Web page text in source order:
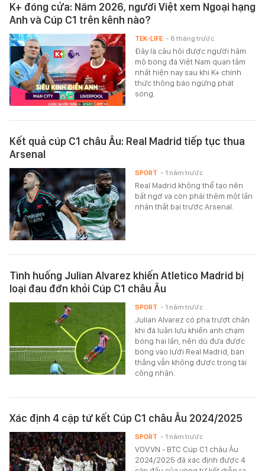
K+ đóng cửa: Năm 2026, người Việt xem Ngoại hạng
Anh và Cúp C1 trên kênh nào?
Đây là câu hỏi được người hâm
mộ bóng đá Việt Nam quan tâm
nhất hiện nay sau khi K+ chính
thức thông báo ngừng phát
sóng.
TEK-LIFE - 8 tháng trước
Kết quả cúp C1 châu Âu: Real Madrid tiếp tục thua
Arsenal
Real Madrid không thể tạo nên
bất ngờ và còn phải thêm một lần
nhận thất bại trước Arsenal.
SPORT - 1 năm trước
Tình huống Julian Alvarez khiến Atletico Madrid bị
loại đau đớn khỏi Cúp C1 châu Âu
Julian Alvarez có pha trượt chân
khi đá luân lưu khiến anh chạm
bóng hai lần, nên dù đưa được
bóng vào lưới Real Madrid, bàn
thắng vẫn không được trọng tài
công nhận.
SPORT - 1 năm trước
Xác định 4 cặp tứ kết Cúp C1 châu Âu 2024/2025
VOV.VN - BTC Cúp C1 châu Âu
2024/2025 đã xác định được 4
SPORT - 1 năm trước